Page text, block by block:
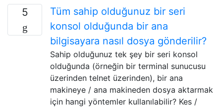
5
Tüm sahip olduğunuz bir seri
konsol olduğunda bir ana
bilgisayara nasıl dosya gönderilir?
Sahip olduğunuz tek şey bir seri konsol
olduğunda (örneğin bir terminal sunucusu
üzerinden telnet üzerinden), bir ana
makineye / ana makineden dosya aktarmak
için hangi yöntemler kullanılabilir? Kes /